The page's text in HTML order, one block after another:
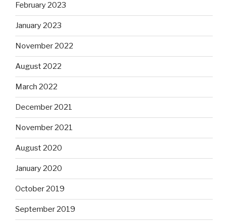
February 2023
January 2023
November 2022
August 2022
March 2022
December 2021
November 2021
August 2020
January 2020
October 2019
September 2019